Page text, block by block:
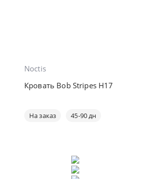
Noctis
Кровать Bob Stripes H17
На заказ 45-90 дн